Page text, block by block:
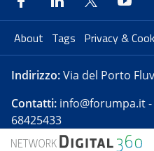
About Tags Privacy &
Indirizzo:Via del Porto
Contatti: info@forumpa.it
68425433